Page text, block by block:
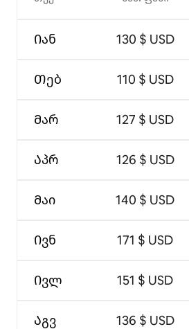
Იან
Თებ
Მარ
Აპრ
Მაი
Ივნ
Ივლ
Აგვ
130 $ USD
110 $ USD
127 $ USD
126 $ USD
140 $ USD
171 $ USD
151 $ USD
136 $ USD